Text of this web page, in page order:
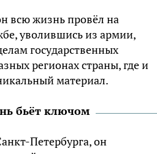
всю жизнь провёл на
уволившись из армии,
государственных
регионах страны, где и
материал.
бьёт ключом
Петербурга, он